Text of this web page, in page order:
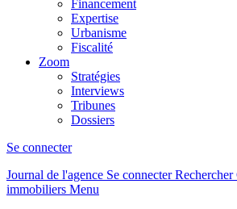
Financement
Expertise
Urbanisme
Fiscalité
Zoom
Stratégies
Interviews
Tribunes
Dossiers
Se connecter
Journal de l'agence Se connecterRechercher
immobiliers Menu